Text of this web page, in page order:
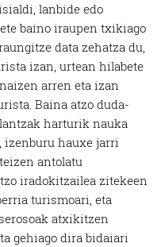
lanbide edo
baino iraupen txikiago
data zehatza du,
izan, urtean hilabete
arren eta izan
Baina atzo duda-
harturik nauka
izenburu hauxe jarri
antolatu
iradokitzailea zitekeen
turismoari, eta
atxikitzen
gehiago dira bidaiari